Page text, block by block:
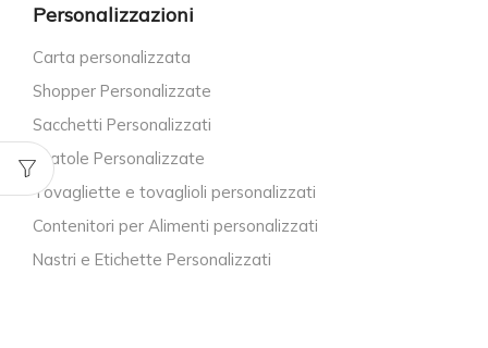
Personalizzazioni
Carta personalizzata
Shopper Personalizzate
Sacchetti Personalizzati
Scatole Personalizzate
Tovagliette e tovaglioli personalizzati
Contenitori per Alimenti personalizzati
Nastri e Etichette Personalizzati